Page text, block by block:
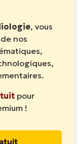
, vous
nos
pour
!